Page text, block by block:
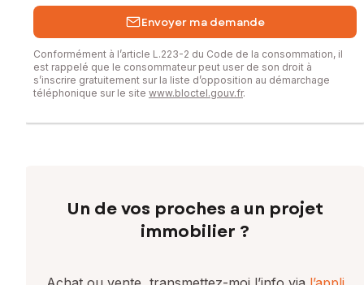
Envoyer ma demande
Conformément à l’article L.223-2 du Code de la consommation, il
est rappelé que le consommateur peut user de son droit à
s’inscrire gratuitement sur la liste d’opposition au démarchage
téléphonique sur le site www.bloctel.gouv.fr.
Un de vos proches a un projet
immobilier ?